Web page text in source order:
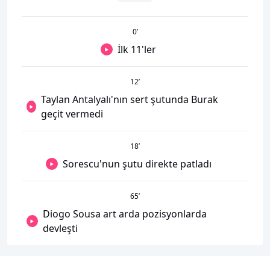
0’
İlk 11'ler
12’
Taylan Antalyalı'nın sert şutunda Burak
geçit vermedi
18’
Sorescu'nun şutu direkte patladı
65’
Diogo Sousa art arda pozisyonlarda
devleşti